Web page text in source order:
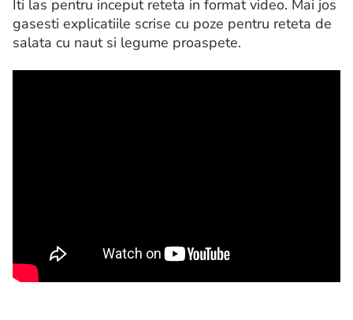
Iti las pentru inceput reteta in format video. Mai jos
gasesti explicatiile scrise cu poze pentru reteta de
salata cu naut si legume proaspete.